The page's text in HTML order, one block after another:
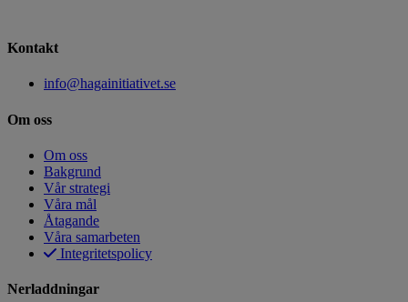
Kontakt
info@hagainitiativet.se
Om oss
Om oss
Bakgrund
Vår strategi
Våra mål
Åtagande
Våra samarbeten
Integritetspolicy
Nerladdningar